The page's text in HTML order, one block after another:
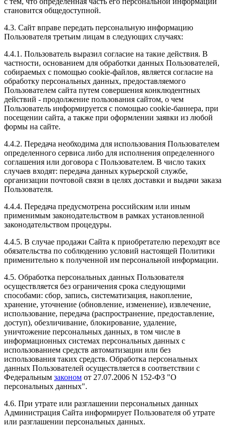
становится общедоступной.
4.3. Сайт вправе передать персональную информацию
Пользователя третьим лицам в следующих случаях:
4.4.1. Пользователь выразил согласие на такие действия. В
частности, основанием для обработки данных Пользователей,
собираемых с помощью cookie-файлов, является согласие на
обработку персональных данных, предоставляемого
Пользователем сайта путем совершения конклюдентных
действий - продолжение пользования сайтом, о чем
Пользователь информируется с помощью cookie-баннера, при
посещении сайта, а также при оформлении заявки из любой
формы на сайте.
4.4.2. Передача необходима для использования Пользователем
определенного сервиса либо для исполнения определенного
соглашения или договора с Пользователем. В число таких
случаев входят: передача данных курьерской службе,
организации почтовой связи в целях доставки и выдачи заказа
Пользователя.
4.4.4. Передача предусмотрена российским или иным
применимым законодательством в рамках установленной
законодательством процедуры.
4.4.5. В случае продажи Сайта к приобретателю переходят все
обязательства по соблюдению условий настоящей Политики
применительно к полученной им персональной информации.
4.5. Обработка персональных данных Пользователя
осуществляется без ограничения срока следующими
способами: сбор, запись, систематизация, накопление,
хранение, уточнение (обновление, изменение), извлечение,
использование, передача (распространение, предоставление,
доступ), обезличивание, блокирование, удаление,
уничтожение персональных данных, в том числе в
информационных системах персональных данных с
использованием средств автоматизации или без
использования таких средств. Обработка персональных
данных Пользователей осуществляется в соответствии с
Федеральным законом от 27.07.2006 N 152-ФЗ "О
персональных данных".
4.6. При утрате или разглашении персональных данных
Администрация Сайта информирует Пользователя об утрате
или разглашении персональных данных.